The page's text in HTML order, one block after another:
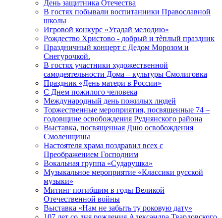
День защитника Отечества
В гостях побывали воспитанники Православной
школы
Игровой конкурс «Угадай мелодию»
Рождество Христово - добрый и тѐплый праздник
Праздничный концерт с Дедом Морозом и
Снегурочкой.
В гостях участники художественной
самодеятельности Дома – культуры Смолиговка
Праздник «День матери в России»
С Днем пожилого человека
Международный день пожилых людей
Торжественные мероприятия, посвященные 74 –
годовщине освобождения Руднянского района
Выставка, посвященная Дню освобождения
Смоленщины
Настоятеля храма поздравил всех с
Преображением Господним
Вокальная группа «Сударушка»
Музыкальное мероприятие «Классики русской
музыки»
Митинг погибшим в годы Великой
Отечественной войны
Выставка «Нам не забыть ту роковую дату»